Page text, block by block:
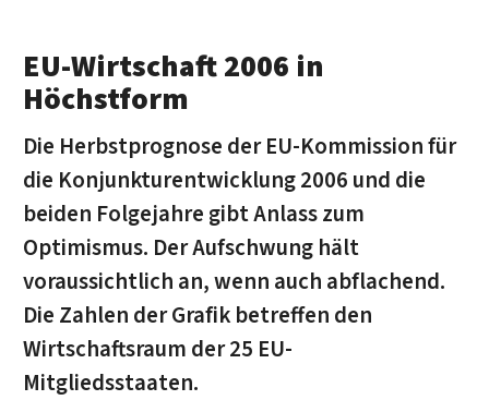
EU-Wirtschaft 2006 in
Höchstform
Die Herbstprognose der EU-Kommission für
die Konjunkturentwicklung 2006 und die
beiden Folgejahre gibt Anlass zum
Optimismus. Der Aufschwung hält
voraussichtlich an, wenn auch abflachend.
Die Zahlen der Grafik betreffen den
Wirtschaftsraum der 25 EU-
Mitgliedsstaaten.